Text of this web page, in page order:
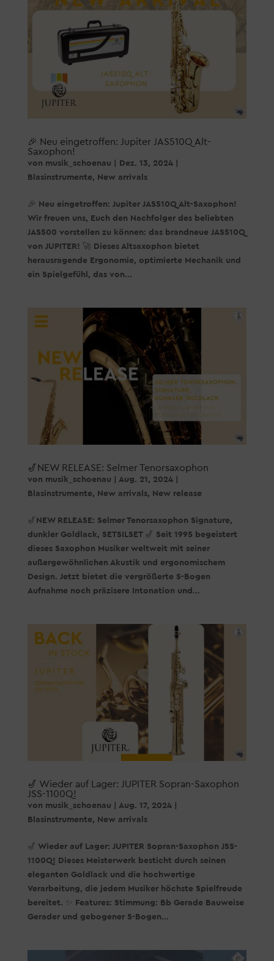
🎉 Neu eingetroffen: Jupiter JAS510Q Alt-
Saxophon!
von musik_schoenau Dez. 13, 2024|
Blasinstrumente, New arrivals
🎉 Neu eingetroffen: Jupiter JAS510Q Alt-Saxophon!
Wir freuen uns, Euch den Nachfolger des beliebten
JAS500 vorstellen zu können: das brandneue JAS510Q
von JUPITER! 🚀 Dieses Altsaxophon bietet
herausragende Ergonomie, optimierte Mechanik und
ein Spielgefühl, das von...
🎷NEW RELEASE: Selmer Tenorsaxophon
von musik_schoenau Aug. 21, 2024|
Blasinstrumente, New arrivals, New release
🎷NEW RELEASE: Selmer Tenorsaxophon Signature,
dunkler Goldlack, SETSILSET 🎷 Seit 1995 begeistert
dieses Saxophon Musiker weltweit mit seiner
außergewöhnlichen Akustik und ergonomischem
Design. Jetzt bietet die vergrößerte S-Bogen
Aufnahme noch präzisere Intonation und...
🎷 Wieder auf Lager: JUPITER Sopran-Saxophon
JSS-1100Q!
von musik_schoenau Aug. 17, 2024|
Blasinstrumente, New arrivals
🎷 Wieder auf Lager: JUPITER Sopran-Saxophon JSS-
1100Q! Dieses Meisterwerk besticht durch seinen
eleganten Goldlack und die hochwertige
Verarbeitung, die jedem Musiker höchste Spielfreude
bereitet. ✨ Features: Stimmung: Bb Gerade Bauweise
Gerader und gebogener S-Bogen...